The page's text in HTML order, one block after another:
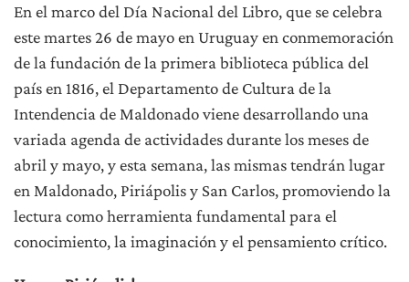
En el marco del Día Nacional del Libro, que se celebra
este martes 26 de mayo en Uruguay en conmemoración
de la fundación de la primera biblioteca pública del
país en 1816, el Departamento de Cultura de la
Intendencia de Maldonado viene desarrollando una
variada agenda de actividades durante los meses de
abril y mayo, y esta semana, las mismas tendrán lugar
en Maldonado, Piriápolis y San Carlos, promoviendo la
lectura como herramienta fundamental para el
conocimiento, la imaginación y el pensamiento crítico.